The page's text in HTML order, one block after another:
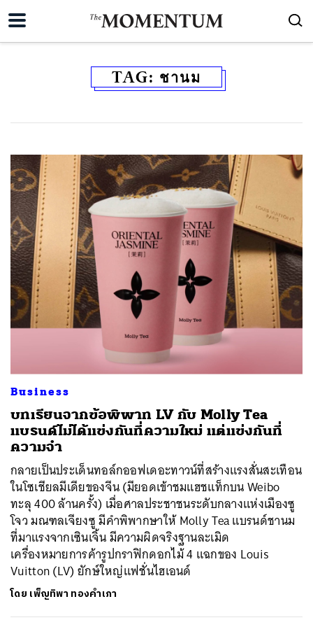
TAG: ชานม
Business
บทเรียนจากข้อพิพาท LV กับ Molly Tea
แบรนด์ไม่ได้แข่งกันที่ความใหม่ แต่แข่งกันที่
ความจำ
กลายเป็นประเด็นทอล์กออฟเดอะทาวน์ที่สร้างแรงสั่นสะเทือน
ในโซเชียลมีเดียของจีน (มียอดเข้าชมแฮชแท็กบน Weibo
ทะลุ 400 ล้านครั้ง) เมื่อศาลประชาชนระดับกลางแห่งเมืองซู
โจว มณฑลเจียงซู มีคำพิพากษาให้ Molly Tea แบรนด์ชานม
ที่มาแรงจากเซินเจิ้น มีความผิดจริงฐานละเมิด
เครื่องหมายการค้ารูปกราฟิกดอกไม้ 4 แฉกของ Louis
Vuitton (LV) ยักษ์ใหญ่แฟชั่นไฮเอนด์
โดย เพ็ญทิพา ทองคำเภา
ค้นหา